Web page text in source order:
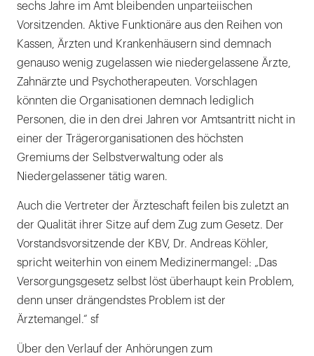
sechs Jahre im Amt bleibenden unparteiischen
Vorsitzenden. Aktive Funktionäre aus den Reihen von
Kassen, Ärzten und Krankenhäusern sind demnach
genauso wenig zugelassen wie niedergelassene Ärzte,
Zahnärzte und Psychotherapeuten. Vorschlagen
könnten die Organisationen demnach lediglich
Personen, die in den drei Jahren vor Amtsantritt nicht in
einer der Trägerorganisationen des höchsten
Gremiums der Selbstverwaltung oder als
Niedergelassener tätig waren.
Auch die Vertreter der Ärzteschaft feilen bis zuletzt an
der Qualität ihrer Sitze auf dem Zug zum Gesetz. Der
Vorstandsvorsitzende der KBV, Dr. Andreas Köhler,
spricht weiterhin von einem Medizinermangel: „Das
Versorgungsgesetz selbst löst überhaupt kein Problem,
denn unser drängendstes Problem ist der
Ärztemangel.“ sf
Über den Verlauf der Anhörungen zum